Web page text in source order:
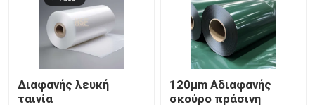
Ζητήστε ένα απόσπασμα
Φύλλα πολυαιθυλενίου υψηλής πυκνότητας
Φύλλα από πολυαιθυλένιο χαμηλής πυκνότητας
Διαφανής λευκή
ταινία
120μm Αδιαφανής
σκούρο πράσινη